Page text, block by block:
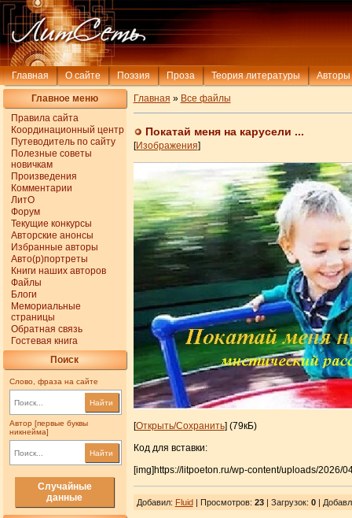
Главная О сайте Поэзия Проза Теория литературы Авторы
Главное меню
Правила сайта
Координационный центр
Путеводитель по сайту
Полезные советы
новичкам
Произведения
Комментарии
ЛитО
Форум
Текущие конкурсы
Авторские анонсы
Избранные авторы
Авто(р)портреты
Книги наших авторов
Файлы
Блоги
Мемориальные
страницы
Обратная связь
Гостевая книга
Поиск
Слово, фраза на сайте
Найти
Автор [первые буквы
никнейма]
Найти
Случайные
данные
Главная » Все файлы
Покатай меня на карусели ...
[Изображения]
[Открыть/Сохранить] (79кБ)
Код для вставки:
[img]https://litpoeton.ru/wp-content/uploads/2026/
Добавил: Fluid | Просмотров: 23| Загрузок: 0|